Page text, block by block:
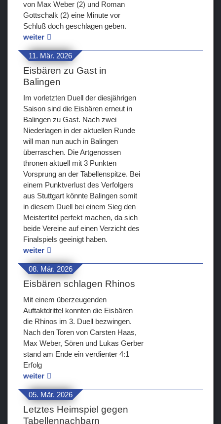
von Max Weber (2) und Roman
Gottschalk (2) eine Minute vor
Schluß doch geschlagen geben.
weiter
11. Mär. 2026
Eisbären zu Gast in
Balingen
Im vorletzten Duell der diesjährigen
Saison sind die Eisbären erneut in
Balingen zu Gast. Nach zwei
Niederlagen in der aktuellen Runde
will man nun auch in Balingen
überraschen. Die Artgenossen
thronen aktuell mit 3 Punkten
Vorsprung an der Tabellenspitze. Bei
einem Punktverlust des Verfolgers
aus Stuttgart könnte Balingen somit
in diesem Duell bei einem Sieg den
Meistertitel perfekt machen, da sich
beide Vereine auf einen Verzicht des
Finalspiels geeinigt haben.
weiter
08. Mär. 2026
Eisbären schlagen Rhinos
Mit einem überzeugenden
Auftaktdrittel konnten die Eisbären
die Rhinos im 3. Duell bezwingen.
Nach den Toren von Carsten Haas,
Max Weber, Sören und Lukas Gerber
stand am Ende ein verdienter 4:1
Erfolg
weiter
05. Mär. 2026
Letztes Heimspiel gegen
Tabellennachbarn